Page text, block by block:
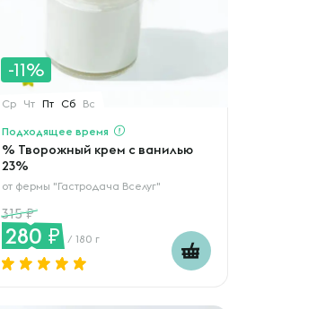
-11%
Ср Чт Пт Сб Вс
Подходящее время
% Творожный крем с ванилью
23%
от фермы "Гастродача Вселуг"
315
280 / 180 г